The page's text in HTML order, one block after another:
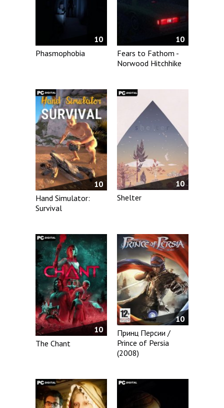
10
Phasmophobia
10
Fears to Fathom -
Norwood Hitchhike
10
Hand Simulator:
Survival
10
Shelter
10
The Chant
10
Принц Персии /
Prince of Persia
(2008)